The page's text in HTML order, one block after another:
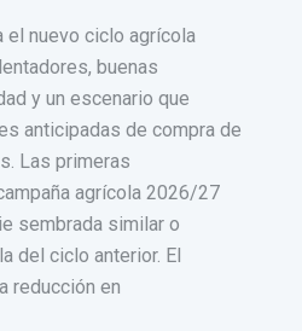
nuevo ciclo agrícola
buenas
y un escenario que
anticipadas de compra de
Las primeras
agrícola 2026/27
sembrada similar o
del ciclo anterior. El
reducción en